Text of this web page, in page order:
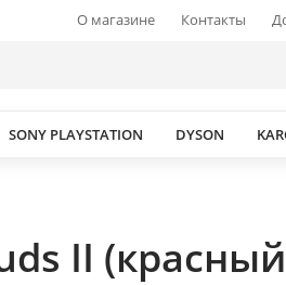
О магазине Контакты
SONY PLAYSTATION DYSON
II